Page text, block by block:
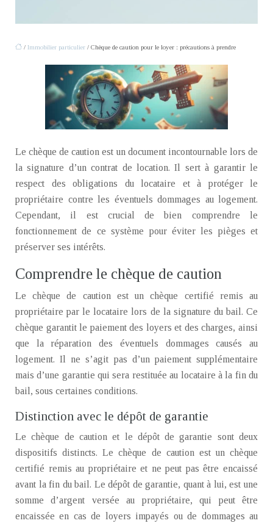
/ Immobilier particulier / Chèque de caution pour le loyer : précautions à prendre
Le chèque de caution est un document incontournable lors de
la signature d’un contrat de location. Il sert à garantir le
respect des obligations du locataire et à protéger le
propriétaire contre les éventuels dommages au logement.
Cependant, il est crucial de bien comprendre le
fonctionnement de ce système pour éviter les pièges et
préserver ses intérêts.
Comprendre le chèque de caution
Le chèque de caution est un chèque certifié remis au
propriétaire par le locataire lors de la signature du bail. Ce
chèque garantit le paiement des loyers et des charges, ainsi
que la réparation des éventuels dommages causés au
logement. Il ne s’agit pas d’un paiement supplémentaire
mais d’une garantie qui sera restituée au locataire à la fin du
bail, sous certaines conditions.
Distinction avec le dépôt de garantie
Le chèque de caution et le dépôt de garantie sont deux
dispositifs distincts. Le chèque de caution est un chèque
certifié remis au propriétaire et ne peut pas être encaissé
avant la fin du bail. Le dépôt de garantie, quant à lui, est une
somme d’argent versée au propriétaire, qui peut être
encaissée en cas de loyers impayés ou de dommages au